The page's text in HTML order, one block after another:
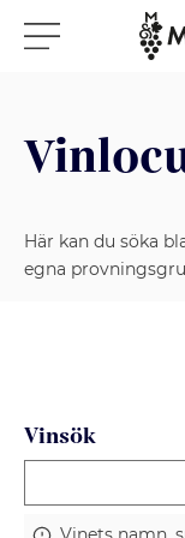
Klicka för meny
Här kan du söka
egna
Vinsök